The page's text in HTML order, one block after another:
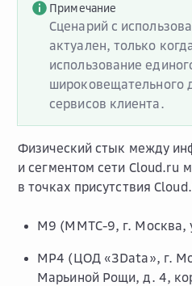
Примечание
Сценарий с
актуален, только
использование
широковещательного
сервисов клиента.
Физический стык между
и сегментом сети Cloud.ru
в точках присутствия
M9 (ММТС-9, г. Москва,
MP4 (ЦОД «3Data», г.
Марьиной Рощи, д. 4,